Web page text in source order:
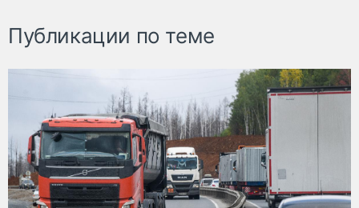
Публикации по теме